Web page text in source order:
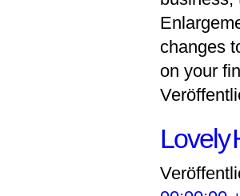
changes
on your
Lovely